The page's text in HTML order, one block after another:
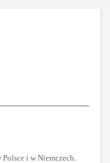
i w Niemczech.